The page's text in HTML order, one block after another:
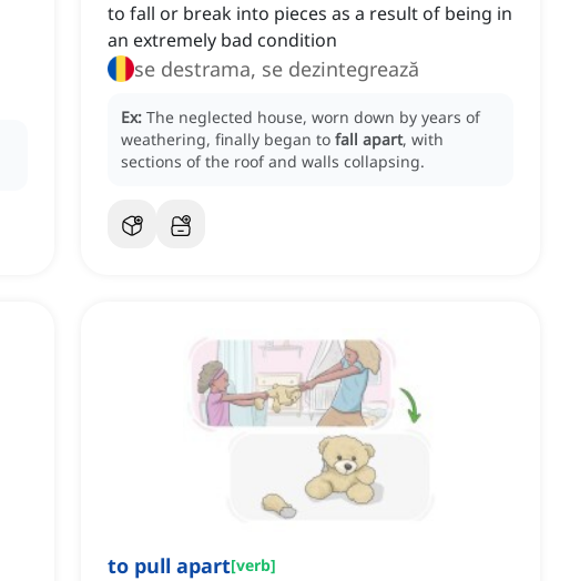
to fall or break into pieces as a result of being in
an extremely bad condition
se destrama, se dezintegrează
Ex: The neglected house, worn down by years of
weathering, finally began to fall apart, with
sections of the roof and walls collapsing.
to pull apart[verb]